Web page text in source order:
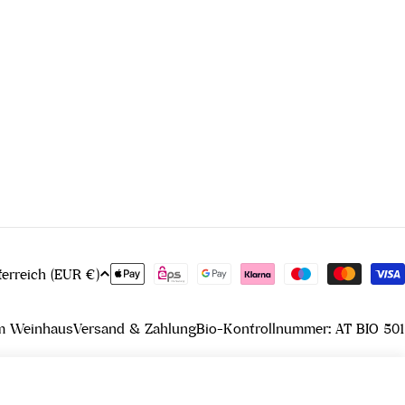
Österreich (EUR €) Zahlungsmethoden
WeinhausVersand & ZahlungBio-Kontrollnummer: AT BIO 501